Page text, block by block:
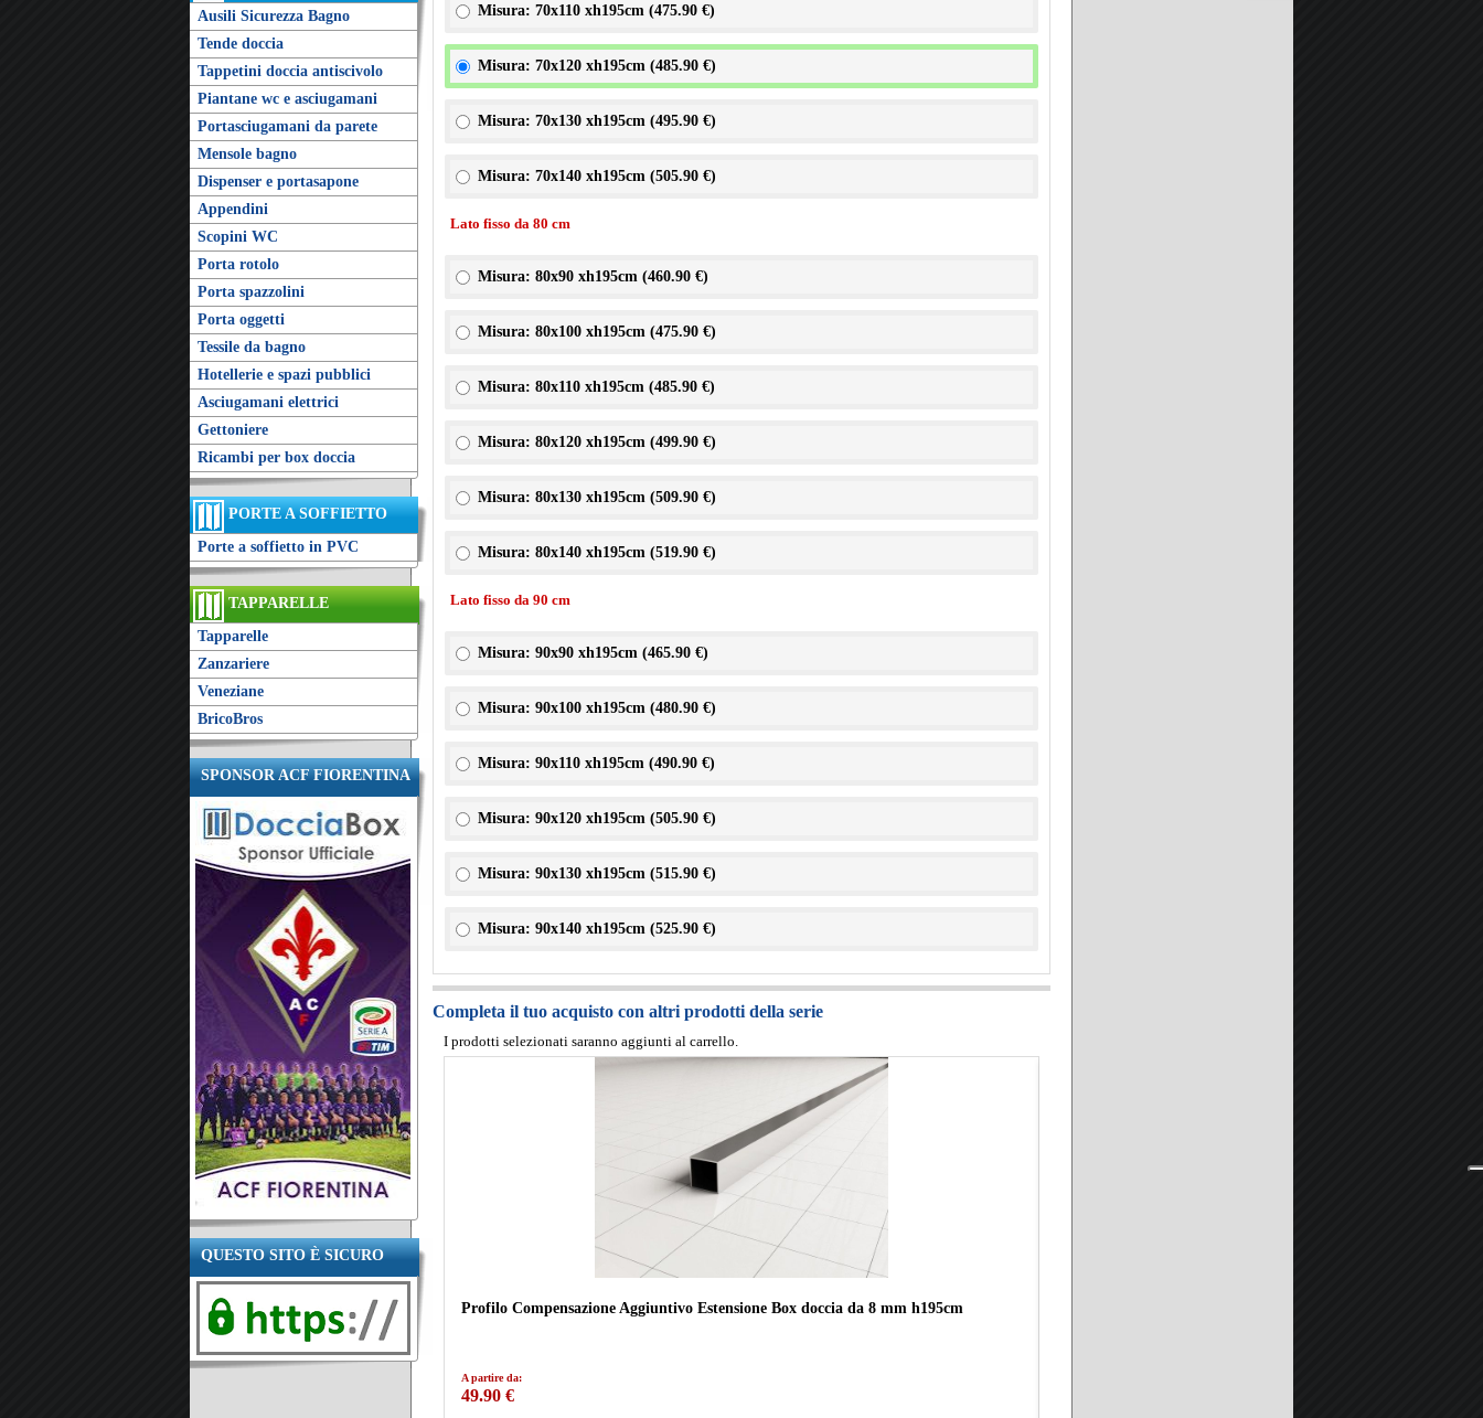
Ausili Sicurezza Bagno
Tende doccia
Tappetini doccia antiscivolo
Piantane wc e asciugamani
Portasciugamani da parete
Mensole bagno
Dispenser e portasapone
Appendini
Scopini WC
Porta rotolo
Porta spazzolini
Porta oggetti
Tessile da bagno
Hotellerie e spazi pubblici
Asciugamani elettrici
Gettoniere
Ricambi per box doccia
PORTE A SOFFIETTO
Porte a soffietto in PVC
TAPPARELLE
Tapparelle
Zanzariere
Veneziane
BricoBros
SPONSOR ACF FIORENTINA
QUESTO SITO È SICURO
Misura: 70x110 xh195cm (475.90 €)
Misura: 70x120 xh195cm (485.90 €)
Misura: 70x130 xh195cm (495.90 €)
Misura: 70x140 xh195cm (505.90 €)
Lato fisso da 80 cm
Misura: 80x90 xh195cm (460.90 €)
Misura: 80x100 xh195cm (475.90 €)
Misura: 80x110 xh195cm (485.90 €)
Misura: 80x120 xh195cm (499.90 €)
Misura: 80x130 xh195cm (509.90 €)
Misura: 80x140 xh195cm (519.90 €)
Lato fisso da 90 cm
Misura: 90x90 xh195cm (465.90 €)
Misura: 90x100 xh195cm (480.90 €)
Misura: 90x110 xh195cm (490.90 €)
Misura: 90x120 xh195cm (505.90 €)
Misura: 90x130 xh195cm (515.90 €)
Misura: 90x140 xh195cm (525.90 €)
Completa il tuo acquisto con altri prodotti della serie
I prodotti selezionati saranno aggiunti al carrello.
Profilo Compensazione Aggiuntivo Estensione Box doccia da 8 mm h195cm
A partire da:
49.90 €